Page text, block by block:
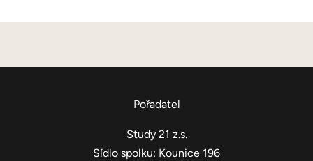
Pořadatel
Study 21 z.s.
Sídlo spolku: Kounice 196